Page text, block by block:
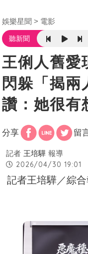
娛樂星聞 電影
聽新聞
王俐人舊愛
閃躲「揭
讚：她很有
分享 留
記者 王培驊 報導
2026/04/30 19:01
記者王培驊／綜